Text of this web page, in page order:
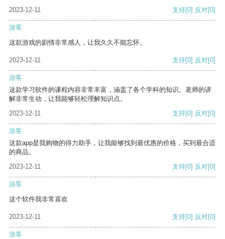
2023-12-11
支持[0] 反对[0]
游客
这款游戏的剧情非常感人，让我久久不能忘怀。
2023-12-11 支持[0] 反对[0]
游客
这款学习软件的课程内容非常丰富，涵盖了各个学科的知识。老师的讲
解非常生动，让我能够轻松理解知识点。
2023-12-11
支持[0] 反对[0]
游客
这款app是我购物的得力助手，让我能够找到最优惠的价格，买到最合适
的商品。
2023-12-11
支持[0] 反对[0]
游客
这个软件我非常喜欢
2023-12-11 支持[0] 反对[0]
游客